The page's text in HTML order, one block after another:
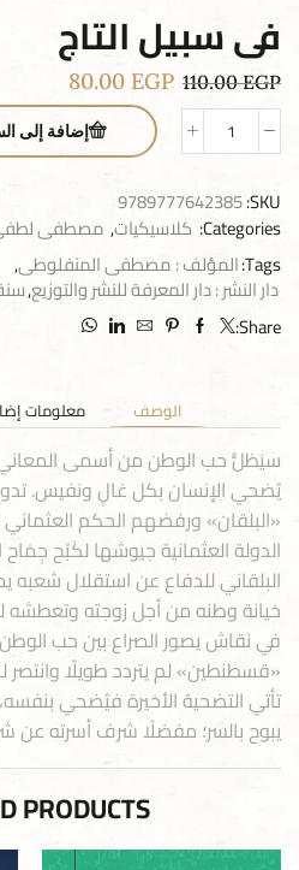
فى سبيل التاج
110.00EGP
80.00 EGP
إضافة إلى
SKU:
9789777642385
Categories: كلاسيكيات, مصطفى
Tags: المؤلف : مصطفى المنفلوطى,
دار النشر : دار المعرفة للنشر والتوزيع,سنة
Share:
الوصف معلومات
سيَظلُّ حب الوطن من أسمى المعاني
يُضحي الإنسان بكل غالٍ ونفيس. تدور
«البلقان» ورفضهم الحكم
الدولة العثمانية جيوشها لكَبْح
البلقاني للدفاع عن استقلال
خيانة وطنه من أجل زوجته وتعطشه
في نقاش يصور الصراع بين حب
«قسطنطين» لم يتردد طويلًا
تأتي التضحية الأخيرة فيُضحي
يبوح بالسر؛ مفضلًا شرف أسرته
PRODUCTS